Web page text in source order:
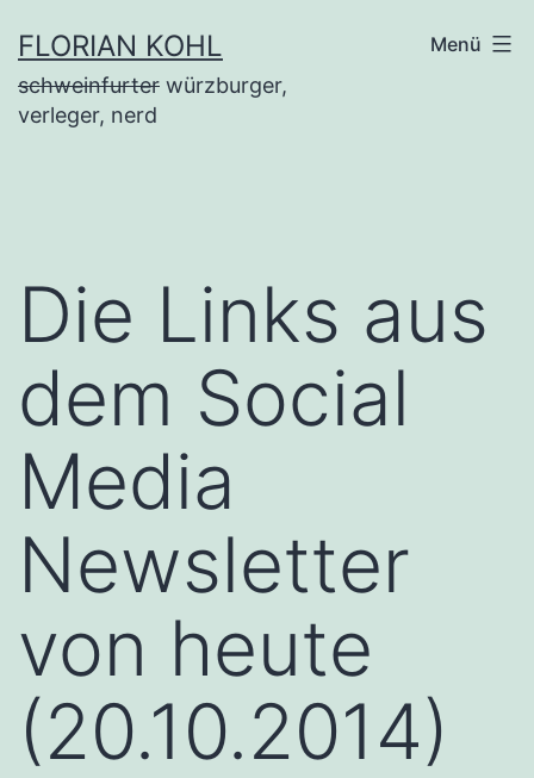
Inhalt
springen
FLORIAN KOHL
schweinfurter würzburger,
verleger, nerd
Menü
Die Links aus
dem Social
Media
Newsletter
von heute
(20.10.2014)